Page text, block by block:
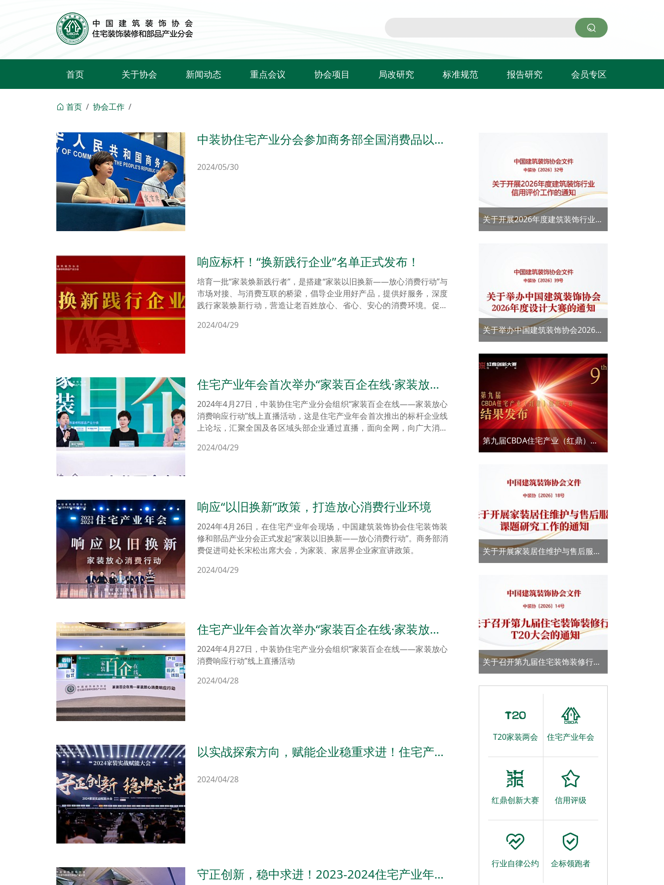
首页 关于协会
会员权益
协会大事记
联系我们
新闻动态
企业动态
重点会议
红鼎创新大赛
协会项目
标准实施单位
局改研究 标准规范 报告研究 会员专区
首页 协会工作
中装协住宅产业分会参加商务部全国消费品以旧
2024/05/30
响应标杆！“换新践行企业”名单正式发布！
培育一批“家装焕新践行者”，是搭建“家装以旧换新——放心消费行动”与
市场对接、与消费互联的桥梁，倡导企业用好产品，提供好服务，深度
践行家装焕新行动，营造让老百姓放心、省心、安心的消费环境。促使
“家装以旧换新——放心消费行动”在2023-2024住宅产业年会上推出了首
2024/04/29
住宅产业年会首次举办“家装百企在线·家装放心
消费响应行动”直播活动
2024年4月27日，中装协住宅产业分会组织“家装百企在线——家装放心
消费响应行动”线上直播活动，这是住宅产业年会首次推出的标杆企业线
上论坛，汇聚全国及各区域头部企业通过直播，面向全网，向广大消费
者创造什么。
2024/04/29
响应“以旧换新”政策，打造放心消费行业环境
2024年4月26日，在住宅产业年会现场，中国建筑装饰协会住宅装饰装
修和部品产业分会正式发起“家装以旧换新——放心消费行动”。商务部消
费促进司处长宋松出席大会，为家装、家居界企业家宣讲政策。
2024/04/29
住宅产业年会首次举办“家装百企在线·家装放心
消费响应行动”直播活动
2024年4月27日，中装协住宅产业分会组织“家装百企在线——家装放心
消费响应行动”线上直播活动
2024/04/28
以实战探索方向，赋能企业稳重求进！住宅产业
2024/04/28
守正创新，稳中求进！2023-2024住宅产业年会
关于开展2026年度建筑装饰行业信
关于举办中国建筑装饰协会2026年
CBDA住宅产业（红鼎）创新大赛
第九届CBDA住宅产业（红鼎）创
关于开展家装居住维护与售后服务
关于召开第九届住宅装饰装修行业
T20家装两会 住宅产业年会
红鼎创新大赛 信用评级
行业自律公约 企标领跑者